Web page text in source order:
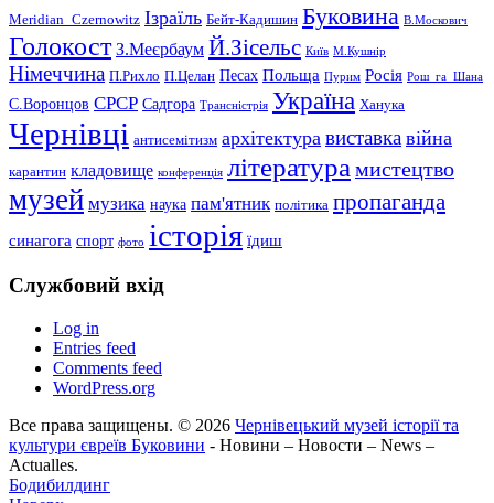
Meridian_Czernowitz Ізраїль Бейт-Кадишин Буковина В.Москович
Голокост З.Меєрбаум Й.Зісельс Київ М.Кушнір
Німеччина П.Рихло П.Целан Песах Польща Пурим Росія Рош_га_Шана
С.Воронцов СРСР Садгора Трансністрія Україна Ханука
Чернівці антисемітизм архітектура виставка війна
карантин кладовище конференція література мистецтво
музей музика наука пам'ятник політика пропаганда
синагога спорт фото історія їдиш
Службовий вхід
Log in
Entries feed
Comments feed
WordPress.org
Все права защищены. © 2026 Чернівецький музей історії та
культури євреїв Буковини - Новини – Новости – News –
Actualles.
Бодибилдинг